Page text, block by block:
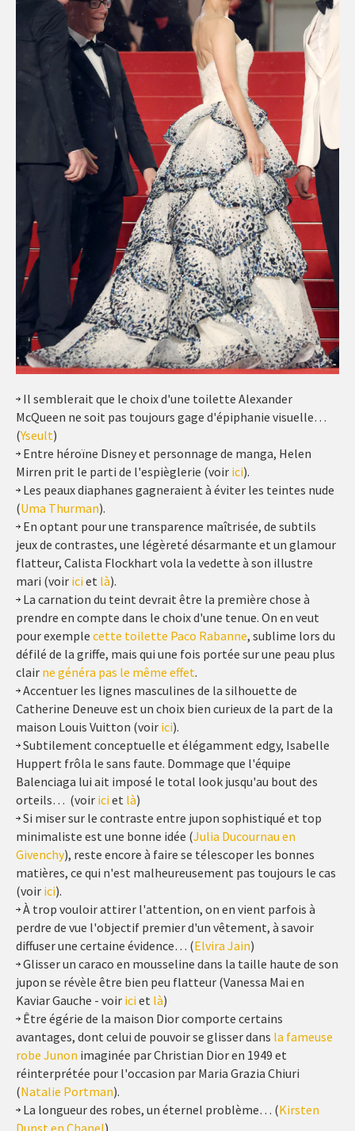
Il semblerait que le choix d'une toilette Alexander
McQueen ne soit pas toujours gage d'épiphanie visuelle…
(Yseult)
Entre héroïne Disney et personnage de manga, Helen
Mirren prit le parti de l'espièglerie (voir ici).
Les peaux diaphanes gagneraient à éviter les teintes nude
(Uma Thurman).
En optant pour une transparence maîtrisée, de subtils
jeux de contrastes, une légèreté désarmante et un glamour
flatteur, Calista Flockhart vola la vedette à son illustre
mari (voir ici et là).
La carnation du teint devrait être la première chose à
prendre en compte dans le choix d'une tenue. On en veut
pour exemple cette toilette Paco Rabanne, sublime lors du
défilé de la griffe, mais qui une fois portée sur une peau plus
clair ne généra pas le même effet.
Accentuer les lignes masculines de la silhouette de
Catherine Deneuve est un choix bien curieux de la part de la
maison Louis Vuitton (voir ici).
Subtilement conceptuelle et élégamment edgy, Isabelle
Huppert frôla le sans faute. Dommage que l'équipe
Balenciaga lui ait imposé le total look jusqu'au bout des
orteils… (voir ici et là)
Si miser sur le contraste entre jupon sophistiqué et top
minimaliste est une bonne idée (Julia Ducournau en
Givenchy), reste encore à faire se télescoper les bonnes
matières, ce qui n'est malheureusement pas toujours le cas
(voir ici).
À trop vouloir attirer l'attention, on en vient parfois à
perdre de vue l'objectif premier d'un vêtement, à savoir
diffuser une certaine évidence… (Elvira Jain)
Glisser un caraco en mousseline dans la taille haute de son
jupon se révèle être bien peu flatteur (Vanessa Mai en
Kaviar Gauche - voir ici et là)
Être égérie de la maison Dior comporte certains
avantages, dont celui de pouvoir se glisser dans la fameuse
robe Junon imaginée par Christian Dior en 1949 et
réinterprétée pour l'occasion par Maria Grazia Chiuri
(Natalie Portman).
La longueur des robes, un éternel problème… (Kirsten
Dunst en Chanel)